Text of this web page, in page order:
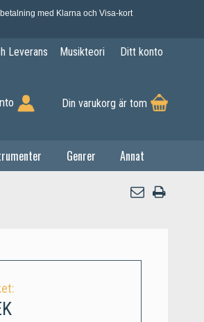
med Klarna och Visa-kort
Leverans Musikteori Ditt konto
Din varukorg är tom
Genrer Annat